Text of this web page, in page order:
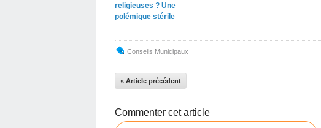
religieuses ? Une
polémique stérile
Conseils Municipaux
« Article précédent
Commenter cet article